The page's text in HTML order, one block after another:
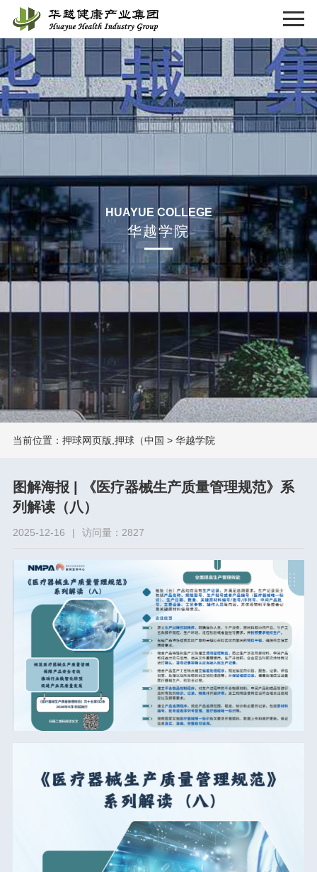
HUAYUE COLLEGE
华越学院
当前位置： 押球网页版,押球（中国 > 华越学院
图解海报 | 《医疗器械生产质量管理规范》系
列解读（八）
2025-12-16 | 访问量：2827